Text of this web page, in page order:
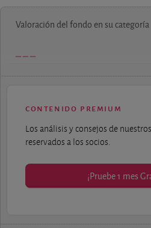
Valoración del fondo en su categoría
contenido premium
Los análisis y consejos de
reservados a los socios.
¡Pruebe 1 mes